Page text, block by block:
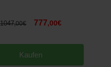
1047,00€ 777,00€
Kaufen